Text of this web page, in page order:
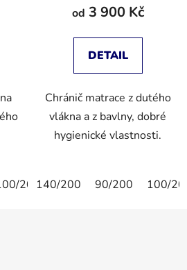
200 90/190
od 3 900 Kč
DETAIL
Chránič matrace z dutého
vlákna a z bavlny, dobré
hygienické vlastnosti.
140/200 90/200 100/